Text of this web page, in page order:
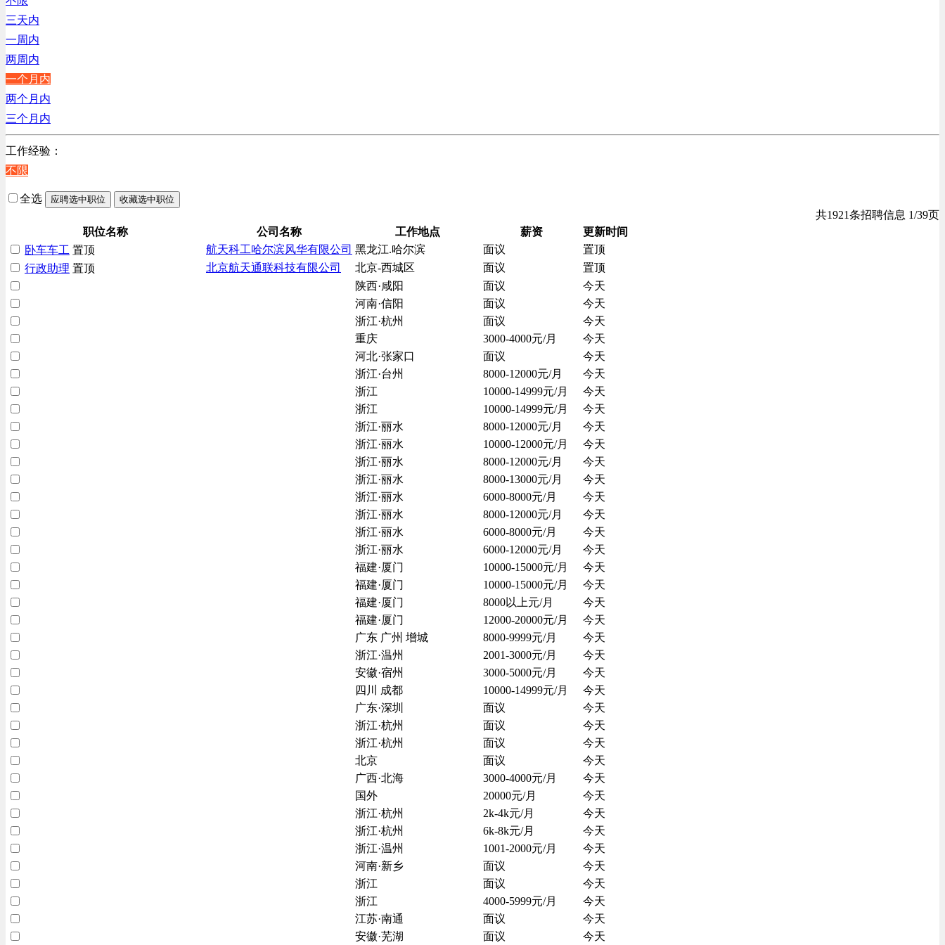
贸易/物流/仓储/采购类
高级管理类
电子/电器/半导体类
电力电气/能源/自动化
程序/语言开发类
行政/后勤/文秘类
销售类
人力资源类
互联网/电子商务/游戏类
建筑装潢/市政建设类
通信/移动互联网/手机类
房地产开发/物业管理类
生产/加工/认证类
综合技术类
汽车/交通类
三天内
一周内
两周内
一个月内
两个月内
三个月内
工作经验：
不限
全选 应聘选中职位 收藏选中职位
共1921条招聘信息 1/39页
职位名称
公司名称 工作地点 薪资
更新时间
卧车车工 置顶 航天科工哈尔滨风华有限公司 黑龙江.哈尔滨 面议
置顶
行政助理 置顶 北京航天通联科技有限公司 北京-西城区 面议
置顶
陕西·咸阳
面议
今天
河南·信阳
面议
今天
浙江·杭州
面议
今天
重庆
3000-4000元/月
今天
河北·张家口
面议
今天
浙江·台州
8000-12000元/月
今天
浙江
10000-14999元/月
今天
浙江
10000-14999元/月
今天
浙江·丽水
8000-12000元/月
今天
浙江·丽水
10000-12000元/月
今天
浙江·丽水
8000-12000元/月
今天
浙江·丽水
8000-13000元/月
今天
浙江·丽水
6000-8000元/月
今天
浙江·丽水
8000-12000元/月
今天
浙江·丽水
6000-8000元/月
今天
浙江·丽水
6000-12000元/月
今天
福建·厦门
10000-15000元/月
今天
福建·厦门
10000-15000元/月
今天
福建·厦门
8000以上元/月
今天
福建·厦门
12000-20000元/月
今天
广东 广州 增城
8000-9999元/月
今天
浙江·温州
2001-3000元/月
今天
安徽·宿州
3000-5000元/月
今天
四川 成都
10000-14999元/月
今天
广东·深圳
面议
今天
浙江·杭州
面议
今天
浙江·杭州
面议
今天
北京
面议
今天
广西·北海
3000-4000元/月
今天
国外
20000元/月
今天
浙江·杭州
2k-4k元/月
今天
浙江·杭州
6k-8k元/月
今天
浙江·温州
1001-2000元/月
今天
河南·新乡
面议
今天
浙江
面议
今天
浙江
4000-5999元/月
今天
江苏·南通
面议
今天
安徽·芜湖
面议 今天